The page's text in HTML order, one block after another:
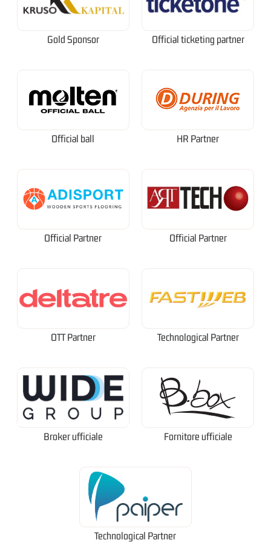
Gold Sponsor Official ticketing partner
Official ball HR Partner
Official Partner Official Partner
OTT Partner Technological Partner
Broker ufficiale Fornitore ufficiale
Technological Partner